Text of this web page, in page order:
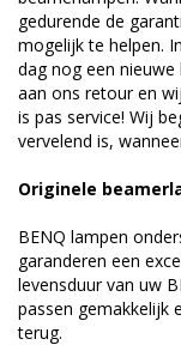
gedurende de
mogelijk te helpen.
dag nog een
aan ons retour en
is pas service! Wij
vervelend is,
Originele
BENQ lampen
garanderen een
levensduur van uw
passen gemakkelijk
terug.